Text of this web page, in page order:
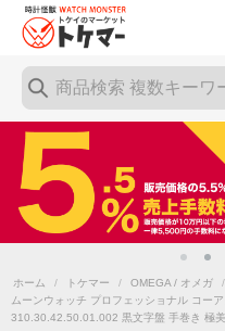
ホーム / トケマー / OMEGA / オメガ /
ムーンウォッチ プロフェッショナル コー
310.30.42.50.01.002 黒文字盤 手巻き 極